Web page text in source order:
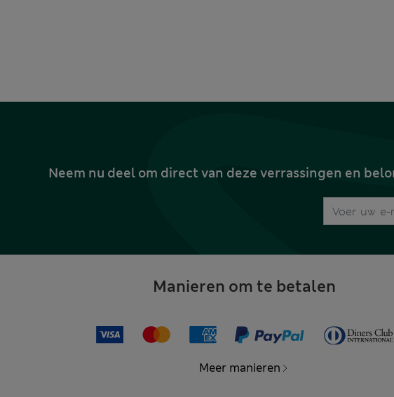
Neem nu deel om direct van deze verrassingen en
Manieren om te betalen
Meer manieren